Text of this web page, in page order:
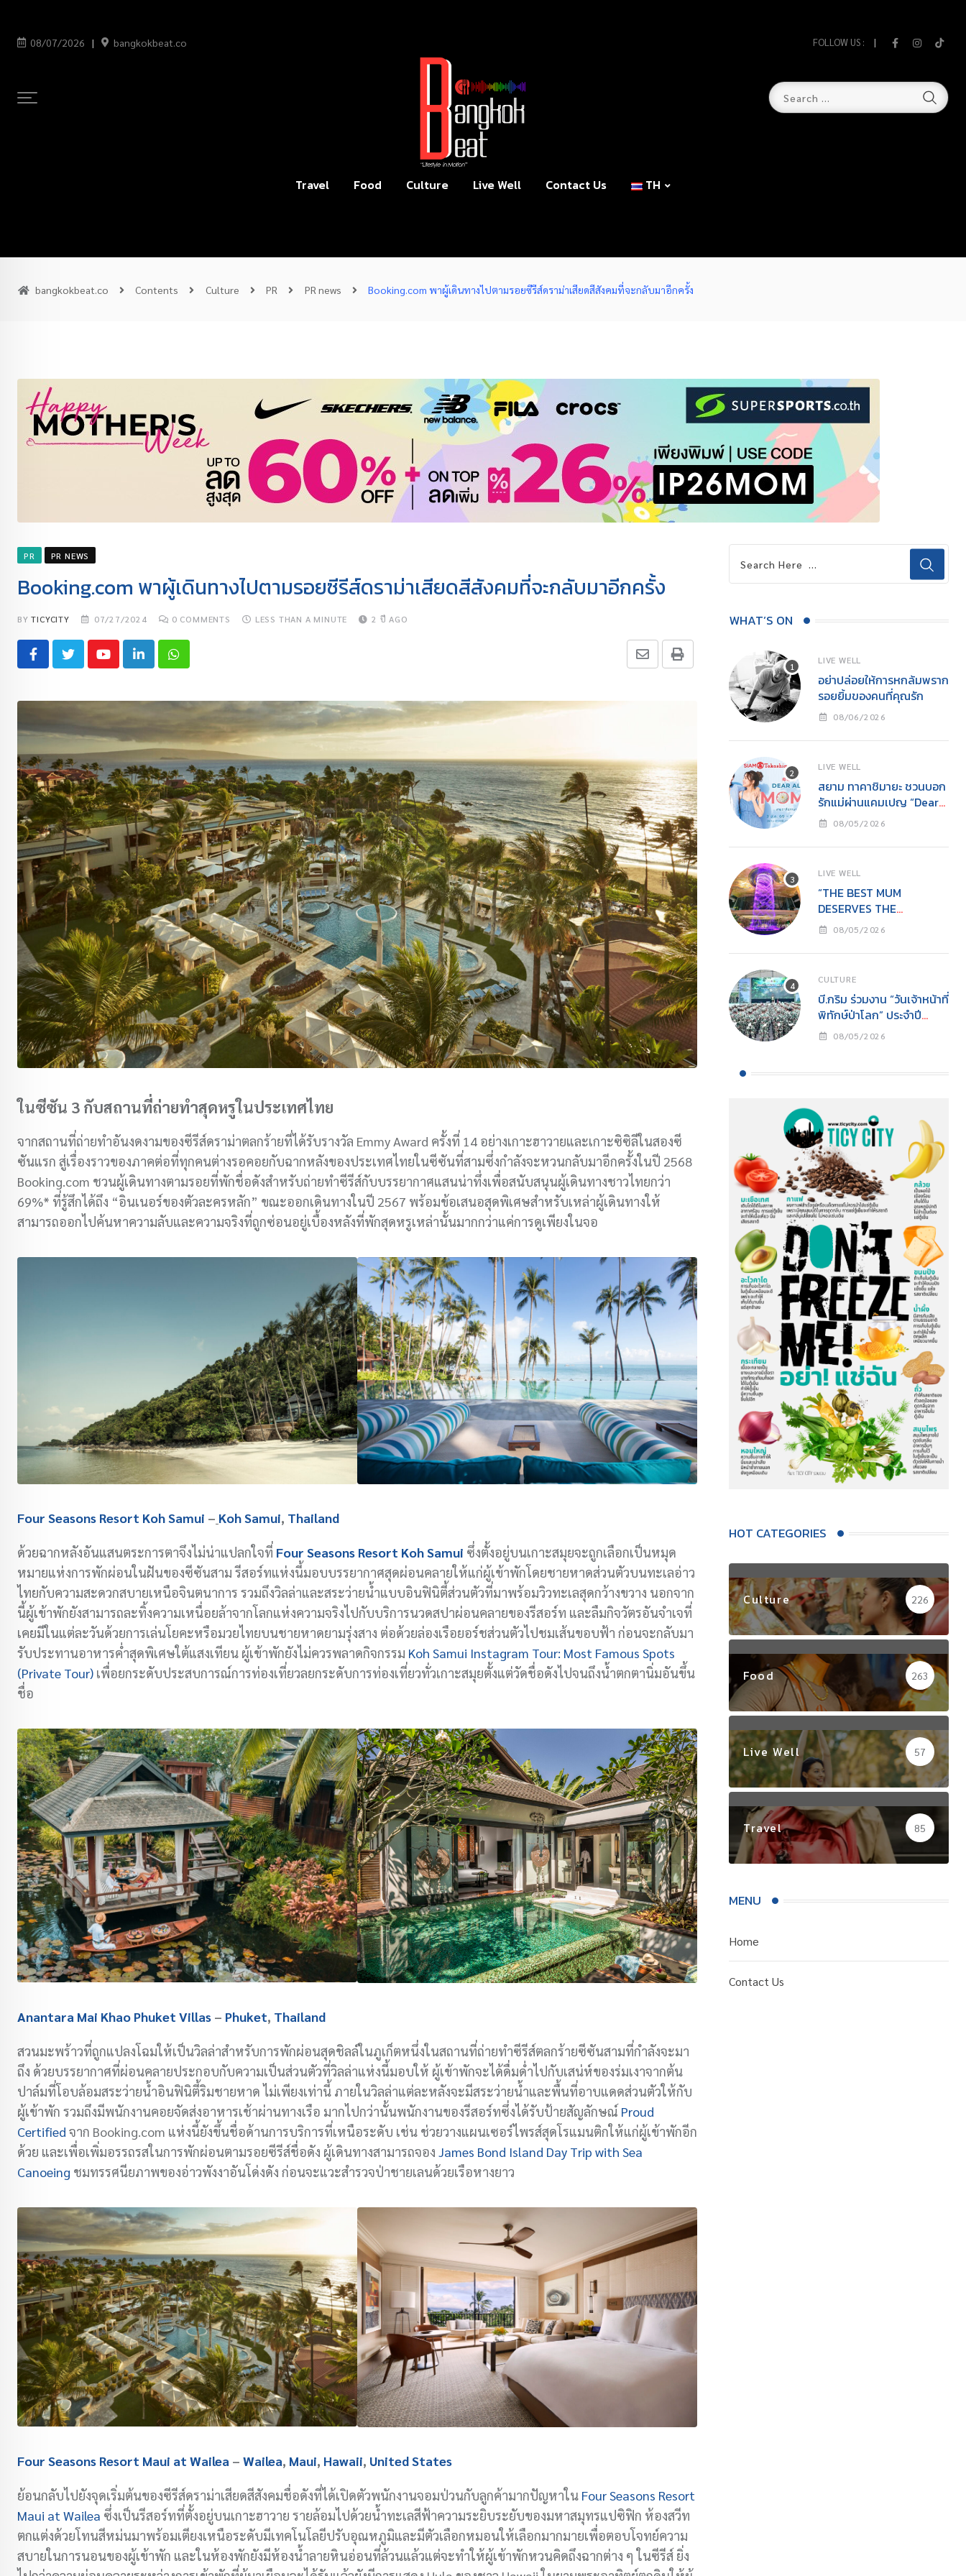
08/07/2026 bangkokbeat.co FOLLOW US :
Travel Food Culture Live Well Contact Us TH
bangkokbeat.co Contents Culture PR PR news Booking.com พาผู้เดินทางไปตามรอยซีรีส์ดราม่าเสียดสีสังคมที่จะกลับมาอีกครั้ง
PR PR NEWS
Booking.com พาผู้เดินทางไปตามรอยซีรีส์ดราม่าเสียดสีสังคมที่จะกลับมาอีกครั้ง
BYTICYCITY 07/27/2024 0 COMMENTS LESS THAN A MINUTE 2 ปี AGO
ในซีซัน 3 กับสถานที่ถ่ายทำสุดหรูในประเทศไทย
จากสถานที่ถ่ายทำอันงดงามของซีรีส์ดราม่าตลกร้ายที่ได้รับรางวัล Emmy Award ครั้งที่ 14 อย่างเกาะฮาวายและเกาะซิซิลีในสองซี
ซันแรก สู่เรื่องราวของภาคต่อที่ทุกคนต่างรอคอยกับฉากหลังของประเทศไทยในซีซันที่สามซึ่งกำลังจะหวนกลับมาอีกครั้งในปี 2568
Booking.com ชวนผู้เดินทางตามรอยที่พักชื่อดังสำหรับถ่ายทำซีรีส์กับบรรยากาศแสนน่าทึ่งเพื่อสนับสนุนผู้เดินทางชาวไทยกว่า
69%* ที่รู้สึกได้ถึง “อินเนอร์ของตัวละครหลัก” ขณะออกเดินทางในปี 2567 พร้อมข้อเสนอสุดพิเศษสำหรับเหล่าผู้เดินทางให้
สามารถออกไปค้นหาความลับและความจริงที่ถูกซ่อนอยู่เบื้องหลังที่พักสุดหรูเหล่านั้นมากกว่าแค่การดูเพียงในจอ
Four Seasons Resort Koh Samui – Koh Samui, Thailand
ด้วยฉากหลังอันแสนตระการตาจึงไม่น่าแปลกใจที่ Four Seasons Resort Koh Samui ซึ่งตั้งอยู่บนเกาะสมุยจะถูกเลือกเป็นหมุด
หมายแห่งการพักผ่อนในฝันของซีซันสาม รีสอร์ทแห่งนี้มอบบรรยากาศสุดผ่อนคลายให้แก่ผู้เข้าพักโดยชายหาดส่วนตัวบนทะเลอ่าว
ไทยกับความสะดวกสบายเหนือจินตนาการ รวมถึงวิลล่าและสระว่ายน้ำแบบอินฟินิตี้ส่วนตัวที่มาพร้อมวิวทะเลสุดกว้างขวาง นอกจาก
นี้ผู้เข้าพักยังสามารถละทิ้งความเหนื่อยล้าจากโลกแห่งความจริงไปกับบริการนวดสปาผ่อนคลายของรีสอร์ท และลืมกิจวัตรอันจำเจที่
เคยมีในแต่ละวันด้วยการเล่นโยคะหรือมวยไทยบนชายหาดยามรุ่งสาง ต่อด้วยล่องเรือยอร์ชส่วนตัวไปชมเส้นขอบฟ้า ก่อนจะกลับมา
รับประทานอาหารค่ำสุดพิเศษใต้แสงเทียน ผู้เข้าพักยังไม่ควรพลาดกิจกรรม Koh Samui Instagram Tour: Most Famous Spots
(Private Tour) เพื่อยกระดับประสบการณ์การท่องเที่ยวลยกระดับการท่องเที่ยวทั่วเกาะสมุยตั้งแต่วัดชื่อดังไปจนถึงน้ำตกตานิ่มอันขึ้น
ชื่อ
Anantara Mai Khao Phuket Villas – Phuket, Thailand
สวนมะพร้าวที่ถูกแปลงโฉมให้เป็นวิลล่าสำหรับการพักผ่อนสุดชิลล์ในภูเก็ตหนึ่งในสถานที่ถ่ายทำซีรีส์ตลกร้ายซีซันสามที่กำลังจะมา
ถึง ด้วยบรรยากาศที่ผ่อนคลายประกอบกับความเป็นส่วนตัวที่วิลล่าแห่งนี้มอบให้ ผู้เข้าพักจะได้ดื่มด่ำไปกับเสน่ห์ของร่มเงาจากต้น
ปาล์มที่โอบล้อมสระว่ายน้ำอินฟินิตี้ริมชายหาด ไม่เพียงเท่านี้ ภายในวิลล่าแต่ละหลังจะมีสระว่ายน้ำและพื้นที่อาบแดดส่วนตัวให้กับ
ผู้เข้าพัก รวมถึงมีพนักงานคอยจัดส่งอาหารเช้าผ่านทางเรือ มากไปกว่านั้นพนักงานของรีสอร์ทซึ่งได้รับป้ายสัญลักษณ์ Proud
Certified จาก Booking.com แห่งนี้ยังขึ้นชื่อด้านการบริการที่เหนือระดับ เช่น ช่วยวางแผนเซอร์ไพรส์สุดโรแมนติกให้แก่ผู้เข้าพักอีก
ด้วย และเพื่อเพิ่มอรรถรสในการพักผ่อนตามรอยซีรีส์ชื่อดัง ผู้เดินทางสามารถจอง James Bond Island Day Trip with Sea
Canoeing ชมทรรศนียภาพของอ่าวพังงาอันโด่งดัง ก่อนจะแวะสำรวจป่าชายเลนด้วยเรือหางยาว
Four Seasons Resort Maui at Wailea – Wailea, Maui, Hawaii, United States
ย้อนกลับไปยังจุดเริ่มต้นของซีรีส์ดราม่าเสียดสีสังคมชื่อดังที่ได้เปิดตัวพนักงานจอมป่วนกับลูกค้ามากปัญหาใน Four Seasons Resort
Maui at Wailea ซึ่งเป็นรีสอร์ทที่ตั้งอยู่บนเกาะฮาวาย รายล้อมไปด้วยน้ำทะเลสีฟ้าความระยิบระยับของมหาสมุทรแปซิฟิก ห้องสวีท
ตกแต่งด้วยโทนสีหม่นมาพร้อมเตียงเหนือระดับมีเทคโนโลยีปรับอุณหภูมิและมีตัวเลือกหมอนให้เลือกมากมายเพื่อตอบโจทย์ความ
สบายในการนอนของผู้เข้าพัก และในห้องพักยังมีห้องน้ำลายหินอ่อนที่ล้วนแล้วแต่จะทำให้ผู้เข้าพักหวนคิดถึงฉากต่าง ๆ ในซีรีส์ ยิ่ง
WHAT’S ON
LIVE WELL
อย่าปล่อยให้การหกล้มพราก
รอยยิ้มของคนที่คุณรัก
08/06/2026
LIVE WELL
สยาม ทาคาชิมายะ ชวนบอก
รักแม่ผ่านแคมเปญ “Dear
All Moms”ช็อปคุ้ม รับของ
อบอุ่นวันแม่
08/05/2026
LIVE WELL
“THE BEST MUM
DESERVES THE
BEST”ไอคอนสยามชวนลูก
ในวันแม่
08/05/2026
CULTURE
บี.กริม ร่วมงาน “วันเจ้าหน้าที่
พิทักษ์ป่าโลก” ประจำปี
2569สนับสนุนการปฏิบัติ
ธรรมชาติสู่ความยั่งยืน
08/05/2026
HOT CATEGORIES
Culture 226
Food 263
Live Well 57
Travel 85
MENU
Home
Contact Us